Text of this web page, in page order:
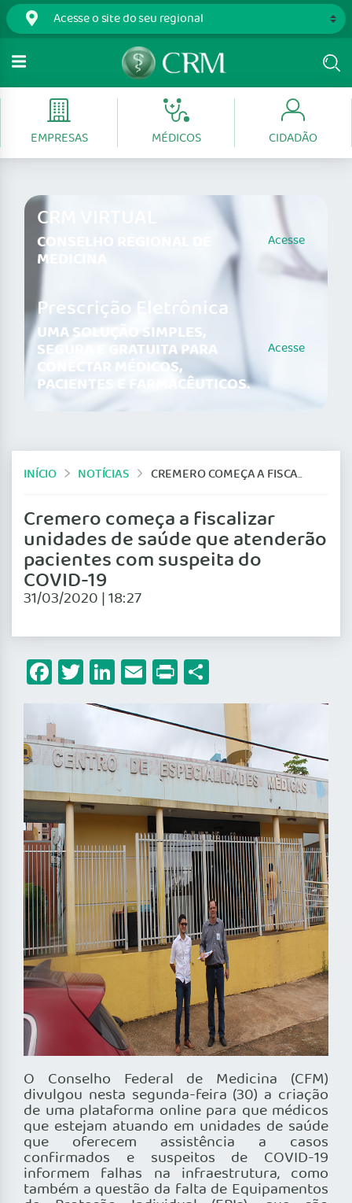
EMPRESAS MÉDICOS CIDADÃO
CRM VIRTUAL
CONSELHO REGIONAL DE
MEDICINA
Acesse
Prescrição Eletrônica
UMA SOLUÇÃO SIMPLES,
SEGURA E GRATUITA PARA
CONECTAR MÉDICOS,
PACIENTES E FARMACÊUTICOS.
Acesse
INÍCIO NOTÍCIAS CREMERO COMEÇA A FISCALIZAR UNIDADES DE SAÚDE QUE ATENDERÃO PACIENTES COM SUSPEITA DO COVID-19
Cremero começa a fiscalizar
unidades de saúde que atenderão
pacientes com suspeita do
COVID-19
31/03/2020 | 18:27
Facebook
Twitter
LinkedIn
Email
Print
O Conselho Federal de Medicina (CFM)
divulgou nesta segunda-feira (30) a criação
de uma plataforma online para que médicos
que estejam atuando em unidades de saúde
que oferecem assistência a casos
confirmados e suspeitos de COVID-19
informem falhas na infraestrutura, como
também a questão da falta de Equipamentos